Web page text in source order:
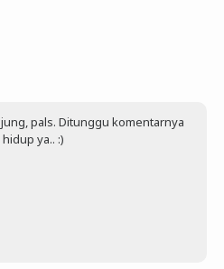
pals. Ditunggu komentarnya
ya.. :)